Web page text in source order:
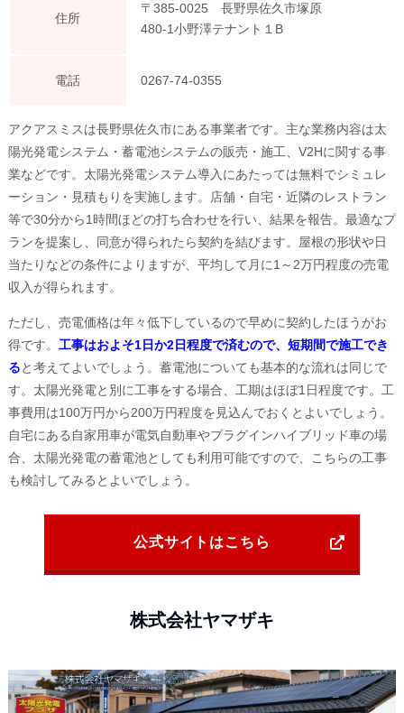
住所
〒385-0025 長野県佐久市塚原
480-1小野澤テナント１B
電話 0267-74-0355
アクアスミスは長野県佐久市にある事業者です。主な業務内容は太
陽光発電システム・蓄電池システムの販売・施工、V2Hに関する事
業などです。太陽光発電システム導入にあたっては無料でシミュレ
ーション・見積もりを実施します。店舗・自宅・近隣のレストラン
等で30分から1時間ほどの打ち合わせを行い、結果を報告。最適なプ
ランを提案し、同意が得られたら契約を結びます。屋根の形状や日
当たりなどの条件によりますが、平均して月に1～2万円程度の売電
収入が得られます。
ただし、売電価格は年々低下しているので早めに契約したほうがお
得です。 工事はおよそ1日か2日程度で済むので、短期間で施工でき
ると考えてよいでしょう。蓄電池についても基本的な流れは同じで
す。太陽光発電と別に工事をする場合、工期はほぼ1日程度です。工
事費用は100万円から200万円程度を見込んでおくとよいでしょう。
自宅にある自家用車が電気自動車やプラグインハイブリッド車の場
合、太陽光発電の蓄電池としても利用可能ですので、こちらの工事
も検討してみるとよいでしょう。
公式サイトはこちら
株式会社ヤマザキ